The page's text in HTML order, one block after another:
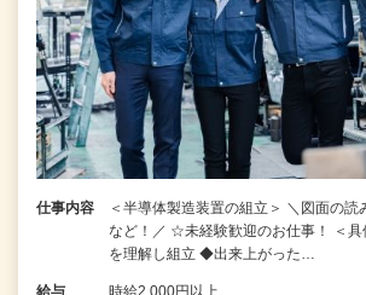
仕事内容
＜半導体製造装置の組立＞ ＼図面の読
など！／ ☆未経験歓迎のお仕事！ ＜
を理解し組立 ◆出来上がった…
給与 時給2,000円以上